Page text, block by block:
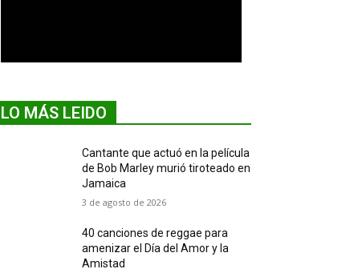
LO MÁS LEIDO
Cantante que actuó en la película
de Bob Marley murió tiroteado en
Jamaica
3 de agosto de 2026
40 canciones de reggae para
amenizar el Día del Amor y la
Amistad